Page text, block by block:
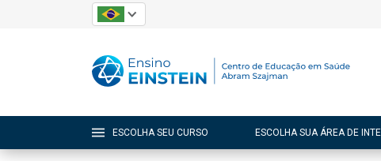
ESCOLHA SEU CURSO ESCOLHA SUA ÁREA DE